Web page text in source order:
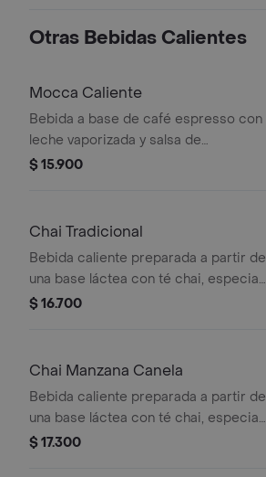
Otras Bebidas Calientes
Mocca Caliente
Bebida a base de café espresso con
leche vaporizada y salsa de
chocolate.
$ 15.900
Chai Tradicional
Bebida caliente preparada a partir de
una base láctea con té chai, especias
y endulzado con miel.
$ 16.700
Chai Manzana Canela
Bebida caliente preparada a partir de
una base láctea con té chai, especias,
sabor de manzana-canela y endulzado
$ 17.300